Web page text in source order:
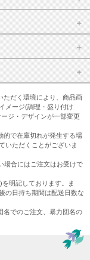
ただく環境により、商品画
メージ(調理・盛り付け
ジ・デザインが一部変更
的で在庫切れが発生する場
いただくことがございま
場合にはご注文はお受けで
明記しております。ま
の日持ち期間は配送日数な
名でのご注文、暴力団名の